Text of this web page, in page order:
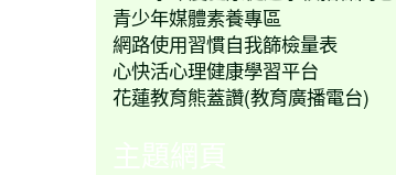
青少年媒體素養專區
網路使用習慣自我篩檢量表
心快活心理健康學習平台
花蓮教育熊蓋讚(教育廣播電台)
主題網頁